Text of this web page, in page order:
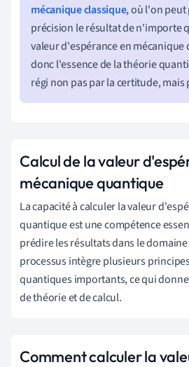
mécanique classique, où l'on peut
précision le résultat de n'importe
valeur d'espérance en
donc l'essence de la théorie
régi non pas par la certitude,
Calcul de la valeur
mécanique quantique
La capacité à calculer la valeur
quantique est une compétence
prédire les résultats dans le
processus intègre plusieurs
quantiques importants, ce qui
de théorie et de calcul.
Comment calculer la